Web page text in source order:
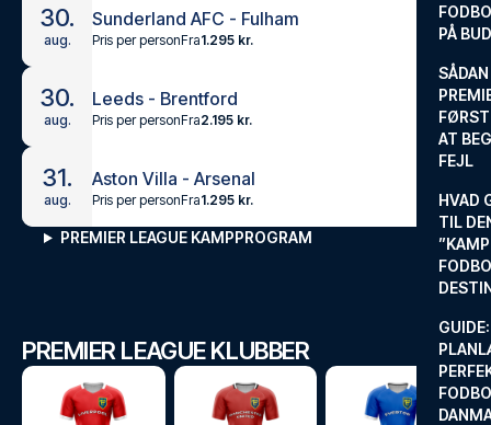
PÅ
AT
FEJL
HVAD
TIL
30.
aug.
Sunderland AFC - Fulham
Pris per personFra1.295 kr.
30.
aug.
Leeds - Brentford
Pris per personFra2.195 kr.
31.
aug.
Aston Villa - Arsenal
Pris per personFra1.295 kr.
PREMIER LEAGUE KAMPPROGRAM
PREMIER LEAGUE KLUBBER